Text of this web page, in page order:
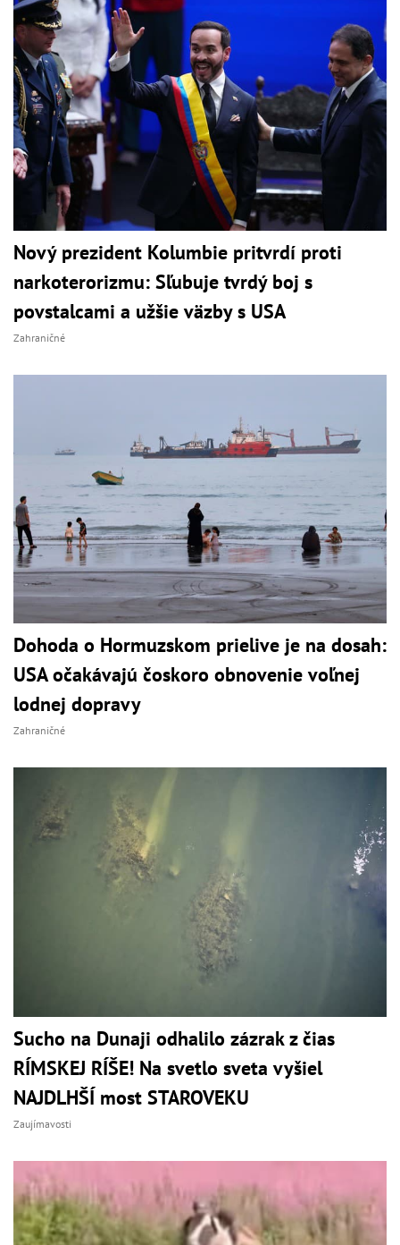
Nový prezident Kolumbie pritvrdí proti
narkoterorizmu: Sľubuje tvrdý boj s
povstalcami a užšie väzby s USA
Zahraničné
Dohoda o Hormuzskom prielive je na dosah:
USA očakávajú čoskoro obnovenie voľnej
lodnej dopravy
Zahraničné
Sucho na Dunaji odhalilo zázrak z čias
RÍMSKEJ RÍŠE! Na svetlo sveta vyšiel
NAJDLHŠÍ most STAROVEKU
Zaujímavosti